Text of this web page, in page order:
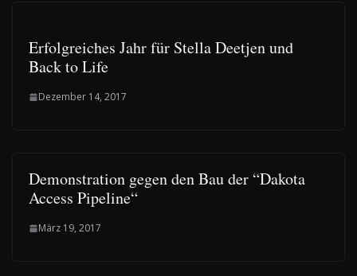
Erfolgreiches Jahr für Stella Deetjen und
Back to Life
Dezember 14, 2017
Demonstration gegen den Bau der “Dakota
Access Pipeline“
März 19, 2017